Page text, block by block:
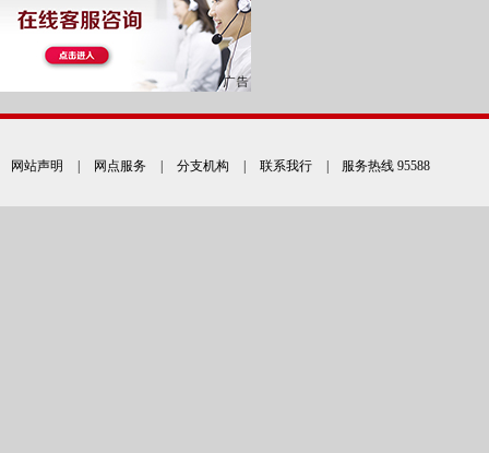
网站声明 网点服务 分支机构 联系我行 | 服务热线 95588